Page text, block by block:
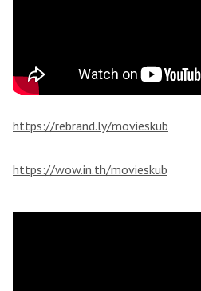
https://rebrand.ly/movieskub
https://wow.in.th/movieskub